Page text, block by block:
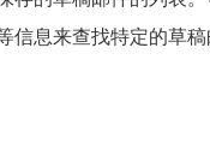
信息来查找特定的草稿